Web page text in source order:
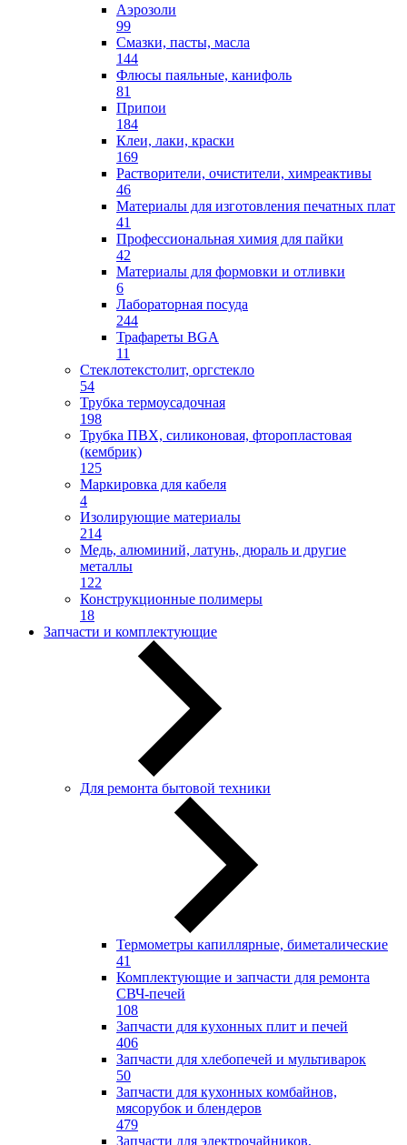
Аэрозоли
99
Смазки, пасты, масла
144
Флюсы паяльные, канифоль
81
Припои
184
Клеи, лаки, краски
169
Растворители, очистители, химреактивы
46
Материалы для изготовления печатных плат
41
Профессиональная химия для пайки
42
Материалы для формовки и отливки
6
Лабораторная посуда
244
Трафареты BGA
11
Стеклотекстолит, оргстекло
54
Трубка термоусадочная
198
Трубка ПВХ, силиконовая, фторопластовая
(кембрик)
125
Маркировка для кабеля
4
Изолирующие материалы
214
Медь, алюминий, латунь, дюраль и другие
металлы
122
Конструкционные полимеры
18
Запчасти и комплектующие
Для ремонта бытовой техники
Термометры капиллярные, биметалические
41
Комплектующие и запчасти для ремонта
СВЧ-печей
108
Запчасти для кухонных плит и печей
406
Запчасти для хлебопечей и мультиварок
50
Запчасти для кухонных комбайнов,
мясорубок и блендеров
479
Запчасти для электрочайников,